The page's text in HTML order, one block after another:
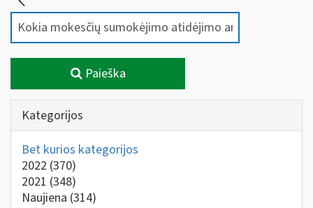
Paieška
Kategorijos
Bet kurios kategorijos
2022 (370)
2021 (348)
Naujiena (314)